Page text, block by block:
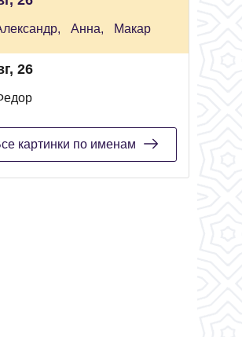
Анна, Макар
26
картинки по именам